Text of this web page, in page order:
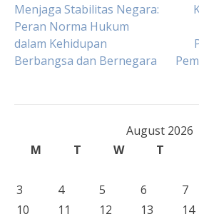
Post
navigation
Menjaga Stabilitas Negara:
Peran Norma Hukum
dalam Kehidupan
Berbangsa dan Bernegara
August 2026
M
T W T
3
4 5 6 7
10
11 12 13 14